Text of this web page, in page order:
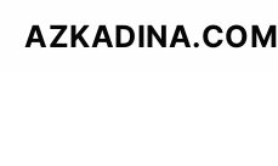
AZKADINA.COM